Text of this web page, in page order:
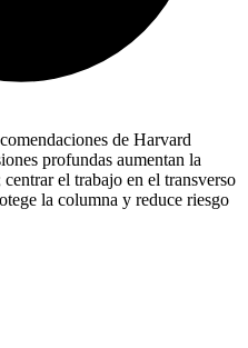
de Harvard
profundas aumentan la
el trabajo en el transverso
la columna y reduce riesgo